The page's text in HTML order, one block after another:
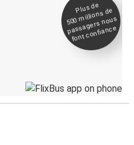
Plus de
500
millions de
passagers nous
font confiance